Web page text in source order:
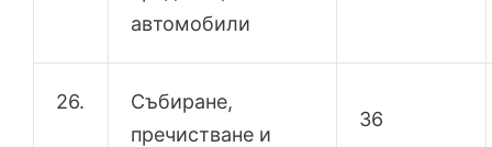
автомобили
26.
Събиране,
пречистване и
36